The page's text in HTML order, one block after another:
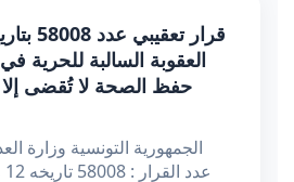
العقوبة السالبة للحرية
حفظ الصحة لا تُقضى إلا
الجمهورية التونسية وزارة